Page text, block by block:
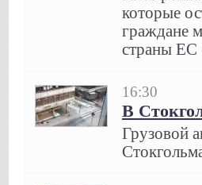
которые
граждане
страны ЕС
16:30
В
Грузовой